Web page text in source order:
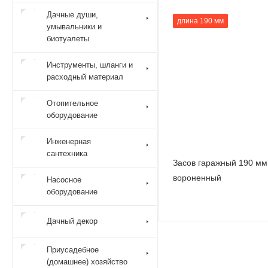
длина 190 мм
Засов гаражный 190
вороненный
Дачные души,
умывальники и
биотуалеты
Инструменты, шланги и
расходный материал
Отопительное
оборудование
Инженерная
сантехника
Насосное
оборудование
Дачный декор
Приусадебное
(домашнее) хозяйство